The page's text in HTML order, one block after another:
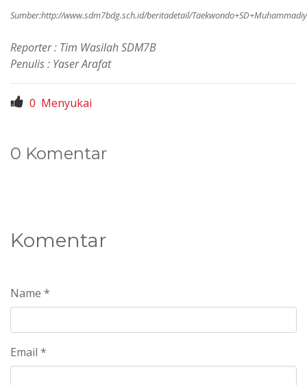
Sumber:http://www.sdm7bdg.sch.id/beritadetail/
Reporter : Tim Wasilah SDM7B
Penulis : Yaser Arafat
0 Menyukai
0 Komentar
Komentar
Name *
Email *